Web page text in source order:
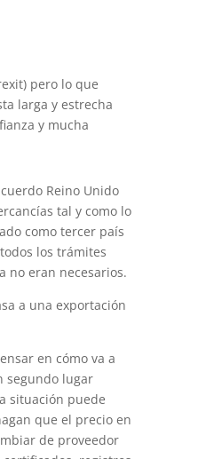
pero lo que
larga y estrecha
y mucha
Reino Unido
tal y como lo
como tercer país
los trámites
no eran necesarios.
a una exportación
en cómo va a
segundo lugar
situación puede
que el precio en
de proveedor